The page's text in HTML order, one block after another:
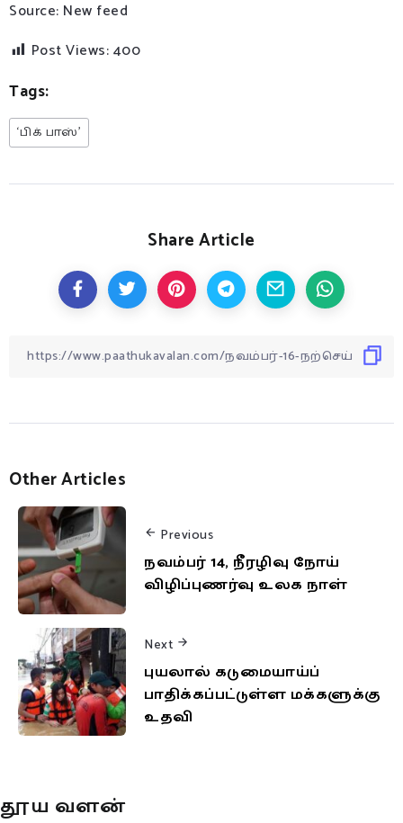
Source: New feed
Post Views:400
Tags:
‘பிக் பாஸ்’
Share Article
Other Articles
Previous
நவம்பர் 14, நீரழிவு நோய்
விழிப்புணர்வு உலக நாள்
Next
புயலால் கடுமையாய்ப்
பாதிக்கப்பட்டுள்ள மக்களுக்கு
உதவி
தூய வளன்